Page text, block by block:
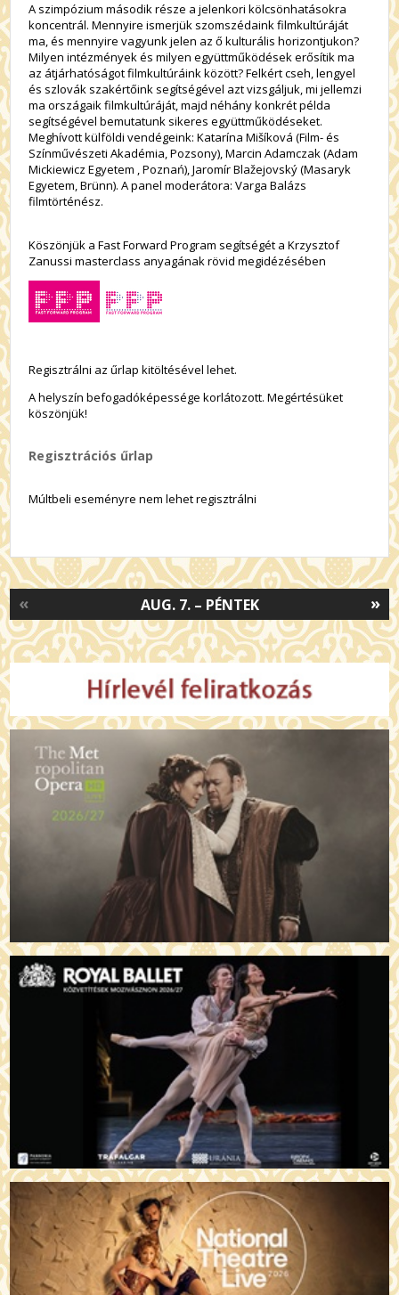
A szimpózium második része a jelenkori kölcsönhatásokra
koncentrál. Mennyire ismerjük szomszédaink filmkultúráját
ma, és mennyire vagyunk jelen az ő kulturális horizontjukon?
Milyen intézmények és milyen együttműködések erősítik ma
az átjárhatóságot filmkultúráink között? Felkért cseh, lengyel
és szlovák szakértőink segítségével azt vizsgáljuk, mi jellemzi
ma országaik filmkultúráját, majd néhány konkrét példa
segítségével bemutatunk sikeres együttműködéseket.
Meghívott külföldi vendégeink: Katarína Mišíková (Film- és
Színművészeti Akadémia, Pozsony), Marcin Adamczak (Adam
Mickiewicz Egyetem , Poznań), Jaromír Blažejovský (Masaryk
Egyetem, Brünn). A panel moderátora: Varga Balázs
filmtörténész.
Köszönjük a Fast Forward Program segítségét a Krzysztof
Zanussi masterclass anyagának rövid megidézésében
Regisztrálni az űrlap kitöltésével lehet.
A helyszín befogadóképessége korlátozott. Megértésüket
köszönjük!
Regisztrációs űrlap
Múltbeli eseményre nem lehet regisztrálni
»
AUG. 7. – PÉNTEK
«